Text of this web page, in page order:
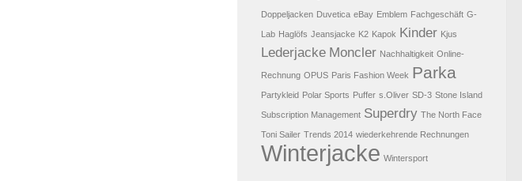
Doppeljacken Duvetica eBay Emblem Fachgeschäft G-
Lab Haglöfs Jeansjacke K2 Kapok Kinder Kjus
Lederjacke Moncler Nachhaltigkeit Online-
Rechnung OPUS Paris Fashion Week Parka
Partykleid Polar Sports Puffer s.Oliver SD-3 Stone Island
Subscription Management Superdry The North Face
Toni Sailer Trends 2014 wiederkehrende Rechnungen
Winterjacke Wintersport